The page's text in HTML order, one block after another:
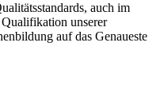
auch im
unserer
auf das Genaueste